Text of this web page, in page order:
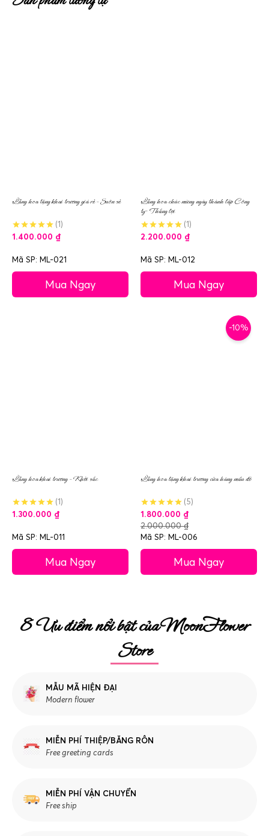
Lẵng hoa tặng khai trương giá rẻ – Suôn sẻ
(1)
1.400.000 ₫
Mã SP: ML-021
Mua Ngay
Lẵng hoa chúc mừng ngày thành lập Công
ty- Thắng lợi
(1)
2.200.000 ₫
Mã SP: ML-012
Mua Ngay
Lẵng hoa khai trương – Khởi sắc
(1)
1.300.000 ₫
Mã SP: ML-011
Mua Ngay
-10%
Lẵng hoa tặng khai trương cửa hàng mầu đỏ
(5)
1.800.000 ₫
2.000.000₫
Mã SP: ML-006
Mua Ngay
8 Ưu điểm nổi bật của MoonFlower
Store
MẪU MÃ HIỆN ĐẠI
Modern flower
MIỄN PHÍ THIỆP/BĂNG RÔN
Free greeting cards
MIỄN PHÍ VẬN CHUYỂN
Free ship